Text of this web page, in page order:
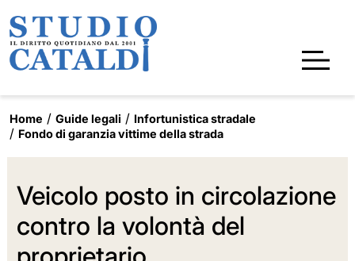
Home Guide legali
Infortunistica stradale
Fondo di garanzia vittime della strada
Veicolo posto in circolazione
contro la volontà del